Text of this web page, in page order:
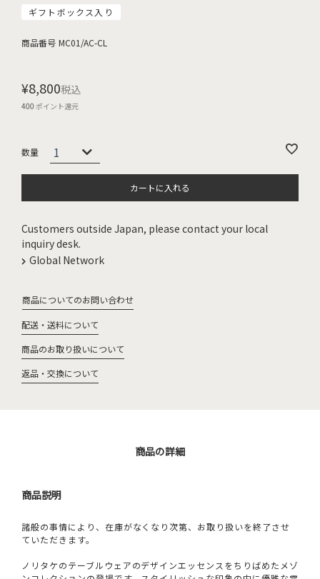
ギフトボックス入り
商品番号 MC01/AC-CL
¥8,800税込
400ポイント還元
カートに入れる
Customers outside Japan, please contact your local
inquiry desk.
Global Network
商品についてのお問い合わせ
配送・送料について
商品のお取り扱いについて
返品・交換について
商品の詳細
商品説明
諸般の事情により、在庫がなくなり次第、お取り扱いを終了させ
ていただきます。
ノリタケのテーブルウェアのデザインエッセンスをちりばめたメゾ